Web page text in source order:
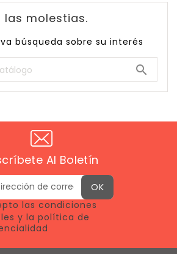
las molestias.
búsqueda sobre su interés

Al Boletín
las condiciones
y la política de